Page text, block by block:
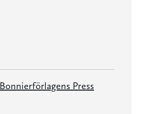
Bonnierförlagens Press